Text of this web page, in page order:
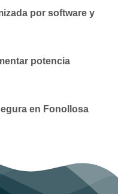
por software y
potencia
en Fonollosa